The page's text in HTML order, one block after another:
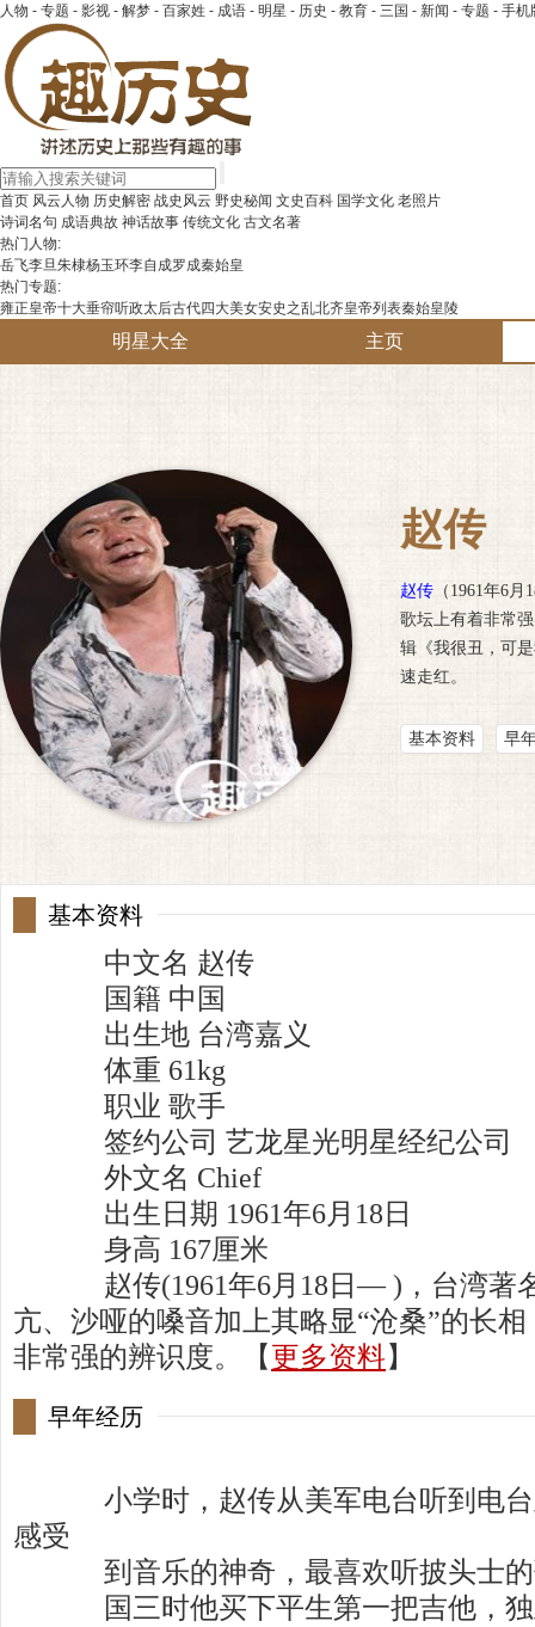
人物 - 专题 - 影视 - 解梦 - 百家姓 - 成语 - 明星 - 历史 - 教育 - 三国 - 新闻 - 专题 - 手机
首页 风云人物 历史解密 战史风云 野史秘闻 文史百科 国学文化 老照片
诗词名句 成语典故 神话故事 传统文化 古文名著
热门人物:
岳飞李旦朱棣杨玉环李自成罗成秦始皇
热门专题:
雍正皇帝十大垂帘听政太后古代四大美女安史之乱北齐皇帝列表秦始皇陵
明星大全 主页
赵传
赵传 （1961年6
歌坛上有着非常
辑《我很丑，可
速走红。
基本资料 早
基本资料
中文名 赵传
国籍 中国
出生地 台湾嘉义
体重 61kg
职业 歌手
签约公司 艺龙星光明星经纪公司
外文名 Chief
出生日期 1961年6月18日
身高 167厘米
赵传(1961年6月18日— )，台湾著
亢、沙哑的嗓音加上其略显“沧桑”的长
非常强的辨识度。【更多资料】
早年经历
小学时，赵传从美军电台听到电台
感受
到音乐的神奇，最喜欢听披头士
国三时他买下平生第一把吉他，独